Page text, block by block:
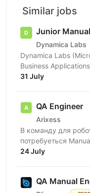
Similar jobs
Junior
Dynamica Labs
Dynamica Labs
Business
31 July
QA Engineer
Arixess
В команду для
потребуеться
безперервного
24 July
QA Manual